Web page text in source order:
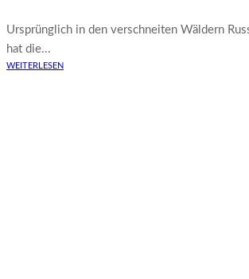
Ursprünglich in den verschneiten Wäldern
hat die...
WEITERLESEN